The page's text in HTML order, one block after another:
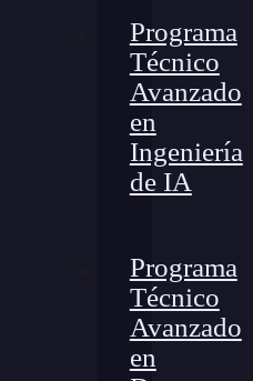
Programa
Técnico
Avanzado
en
Ingeniería
de IA
Programa
Técnico
Avanzado
en